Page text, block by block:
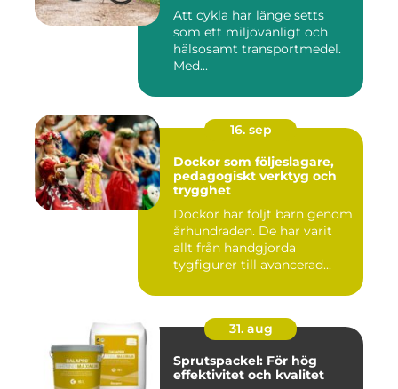
Att cykla har länge setts
som ett miljövänligt och
hälsosamt transportmedel.
Med...
16. sep
Dockor som följeslagare,
pedagogiskt verktyg och
trygghet
Dockor har följt barn genom
århundraden. De har varit
allt från handgjorda
tygfigurer till avancerad...
31. aug
Sprutspackel: För hög
effektivitet och kvalitet